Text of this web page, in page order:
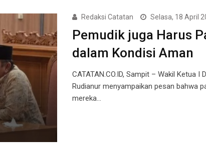
Redaksi Catatan Selasa, 18 April
Pemudik juga Harus
dalam Kondisi Aman
CATATAN.CO.ID, Sampit – Wakil Ketua I
Rudianur menyampaikan pesan bahwa
mereka…